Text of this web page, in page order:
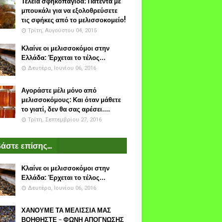
μπουκάλι για να εξολοθρεύσετε
τις σφήκες από το μελισσοκομείο!
Τρίτη, Αυγούστου 04, 2015
Κλαίνε οι μελισσοκόμοι στην
Ελλάδα: Έρχεται το τέλος...
Δευτέρα, Ιουνίου 06, 2016
Αγοράστε μέλι μόνο από
μελισσοκόμους: Και όταν μάθετε
το γιατί, δεν θα σας αρέσει....
Τρίτη, Σεπτεμβρίου 27, 2016
επίσης...
Κλαίνε οι μελισσοκόμοι στην
Ελλάδα: Έρχεται το τέλος...
Δευτέρα, Ιουνίου 06, 2016
ΧΑΝΟΥΜΕ ΤΑ ΜΕΛΙΣΣΙΑ ΜΑΣ
ΒΟΗΘΗΣΤΕ - ΦΩΝΗ ΑΠΟΓΝΩΣΗΣ